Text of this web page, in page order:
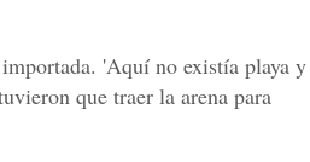
'Aquí no existía playa y
que traer la arena para